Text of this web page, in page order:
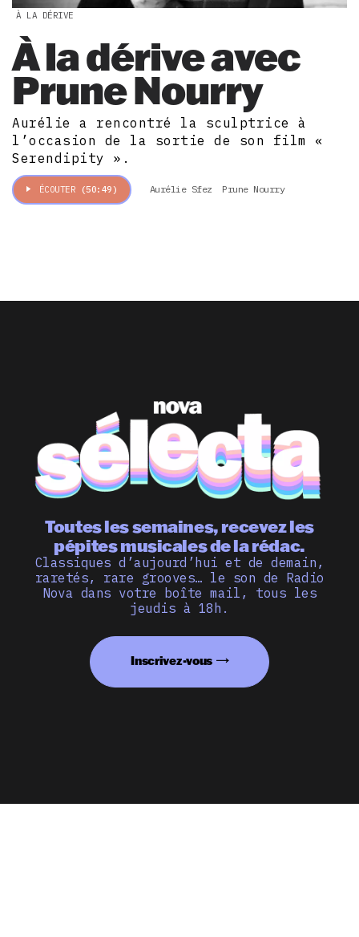
À LA DÉRIVE
À la dérive avec
Prune Nourry
Aurélie a rencontré la sculptrice à
l’occasion de la sortie de son film «
Serendipity ».
ÉCOUTER (50:49) Aurélie Sfez Prune Nourry
Toutes les semaines, recevez les
pépites musicales de la rédac.
Classiques d’aujourd’hui et de demain,
raretés, rare grooves… le son de Radio
Nova dans votre boîte mail, tous les
jeudis à 18h.
Inscrivez-vous